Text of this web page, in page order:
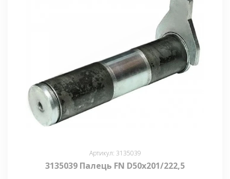
Артикул: 3135039
3135039 Палець FN D50x201/222,5